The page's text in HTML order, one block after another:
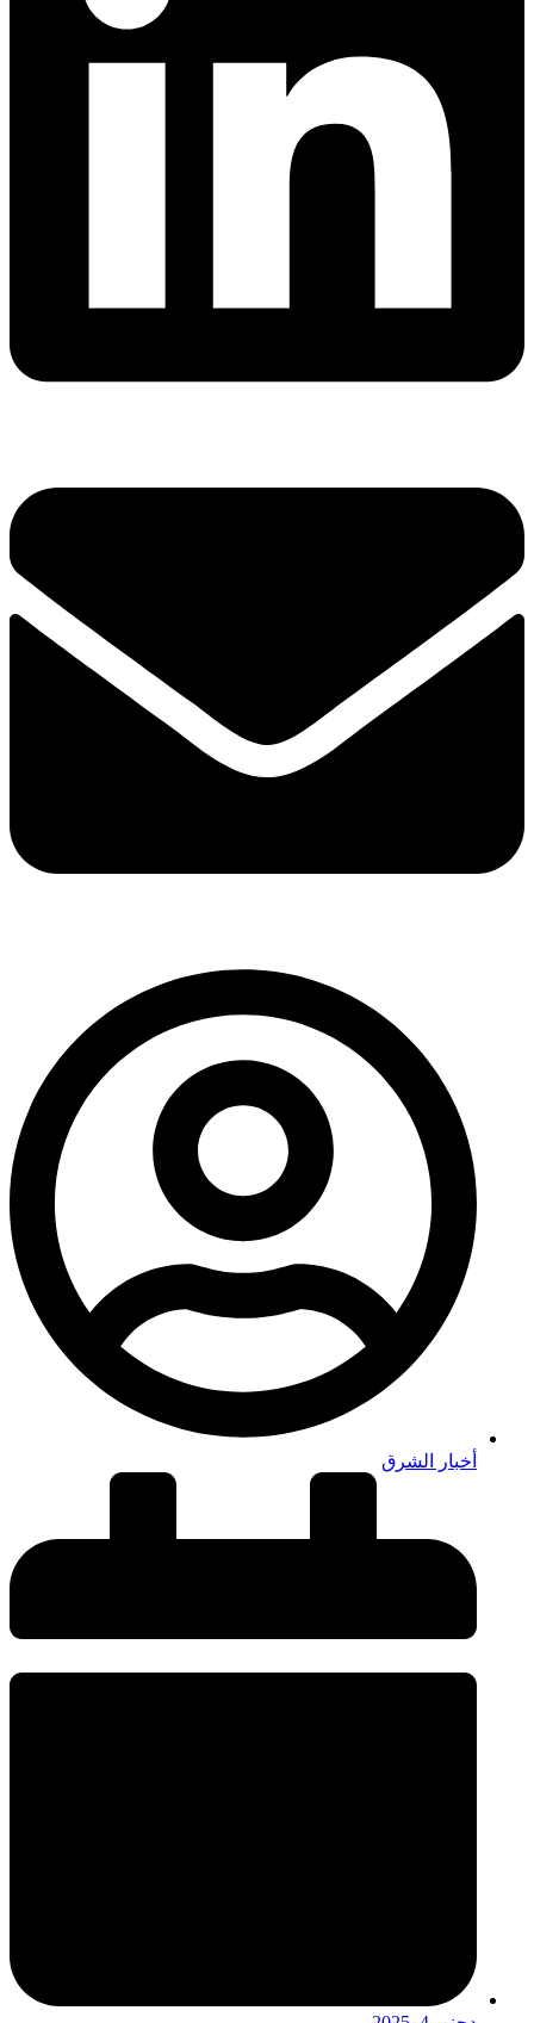
أخبار الشرق